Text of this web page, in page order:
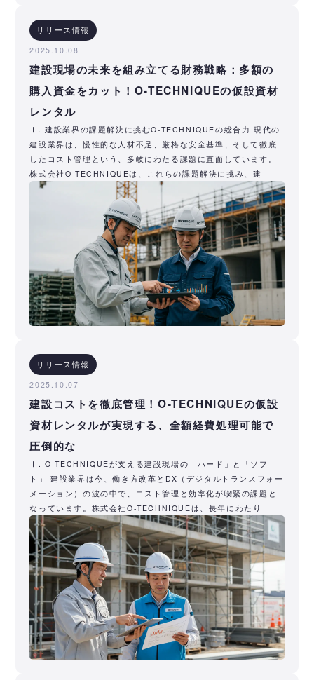
リリース情報
2025.10.08
建設現場の未来を組み立てる財務戦略：多額の
購入資金をカット！O-TECHNIQUEの仮設資材
レンタル
Ⅰ. 建設業界の課題解決に挑むO-TECHNIQUEの総合力 現代の
建設業界は、慢性的な人材不足、厳格な安全基準、そして徹底
したコスト管理という、多岐にわたる課題に直面しています。
株式会社O-TECHNIQUEは、これらの課題解決に挑み、建
リリース情報
2025.10.07
建設コストを徹底管理！O-TECHNIQUEの仮設
資材レンタルが実現する、全額経費処理可能で
圧倒的な
Ⅰ. O-TECHNIQUEが支える建設現場の「ハード」と「ソフ
ト」 建設業界は今、働き方改革とDX（デジタルトランスフォー
メーション）の波の中で、コスト管理と効率化が喫緊の課題と
なっています。株式会社O-TECHNIQUEは、長年にわたり